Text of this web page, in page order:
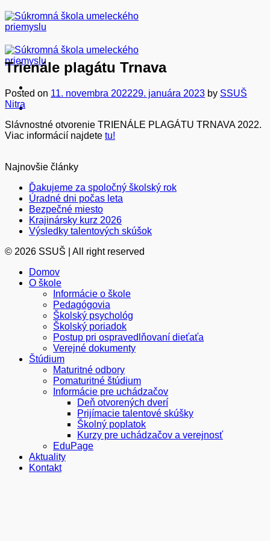
Skip
to
content
Trienále plagátu Trnava
Posted on 11. novembra 202229. januára 2023 by SSUŠ
Nitra
Slávnostné otvorenie TRIENÁLE PLAGÁTU TRNAVA 2022.
Viac informácií najdete tu!
Najnovšie články
Ďakujeme za spoločný školský rok
Úradné dni počas leta
Bezpečné miesto
Krajinársky kurz 2026
Výsledky talentových skúšok
© 2026 SSUŠ | All right reserved
Domov
O škole
Informácie o škole
Pedagógovia
Školský psychológ
Školský poriadok
Postup pri ospravedlňovaní dieťaťa
Verejné dokumenty
Štúdium
Maturitné odbory
Pomaturitné štúdium
Informácie pre uchádzačov
Deň otvorených dverí
Prijímacie talentové skúšky
Školný poplatok
Kurzy pre uchádzačov a verejnosť
EduPage
Aktuality
Kontakt